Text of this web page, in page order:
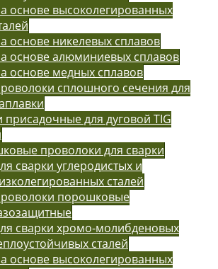
основе высоколегированных
основе никелевых сплавов
основе алюминиевых сплавов
основе медных сплавов
сплошного сечения для
присадочные для дуговой TIG
проволоки для сварки
сварки углеродистых и
сталей
порошковые
сварки хромо-молибденовых
сталей
основе высоколегированных